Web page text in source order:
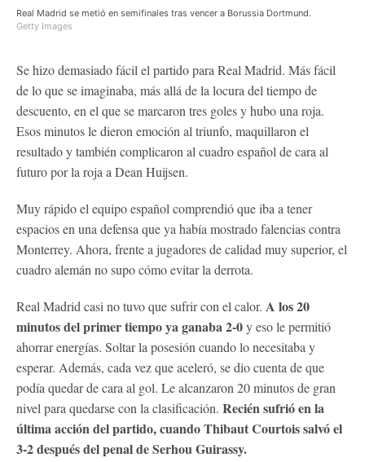
Real Madrid se metió en semifinales tras vencer a Borussia Dortmund.
Getty Images
Se hizo demasiado fácil el partido para Real Madrid. Más fácil
de lo que se imaginaba, más allá de la locura del tiempo de
descuento, en el que se marcaron tres goles y hubo una roja.
Esos minutos le dieron emoción al triunfo, maquillaron el
resultado y también complicaron al cuadro español de cara al
futuro por la roja a Dean Huijsen.
Muy rápido el equipo español comprendió que iba a tener
espacios en una defensa que ya había mostrado falencias contra
Monterrey. Ahora, frente a jugadores de calidad muy superior, el
cuadro alemán no supo cómo evitar la derrota.
Real Madrid casi no tuvo que sufrir con el calor. A los 20
minutos del primer tiempo ya ganaba 2-0y eso le permitió
ahorrar energías. Soltar la posesión cuando lo necesitaba y
esperar. Además, cada vez que aceleró, se dio cuenta de que
podía quedar de cara al gol. Le alcanzaron 20 minutos de gran
nivel para quedarse con la clasificación. Recién sufrió en la
última acción del partido, cuando Thibaut Courtois salvó el
3-2 después del penal de Serhou Guirassy.